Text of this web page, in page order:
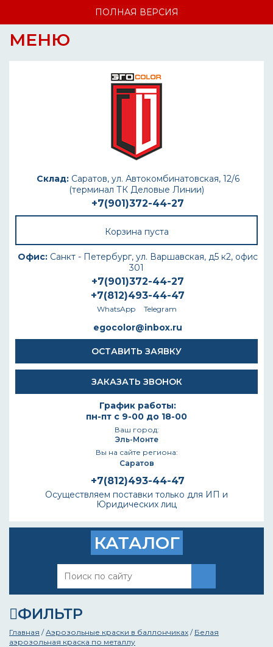
ПОЛНАЯ ВЕРСИЯ
МЕНЮ
Склад:Саратов, ул. Автокомбинатовская, 12/6
(терминал ТК Деловые Линии)
+7(901)372-44-27
Корзина пуста
Офис: Санкт - Петербург, ул. Варшавская, д5 к2, офис
301
+7(901)372-44-27
+7(812)493-44-47
WhatsApp Telegram
egocolor@inbox.ru
ОСТАВИТЬ ЗАЯВКУ
ЗАКАЗАТЬ ЗВОНОК
График работы:
пн-пт с 9-00 до 18-00
Ваш город:
Эль-Монте
Вы на сайте региона:
Саратов
+7(812)493-44-47
Осуществляем поставки только для ИП и
Юридических лиц
КАТАЛОГ
ФИЛЬТР
Главная /Аэрозольные краски в баллончиках / Белая
аэрозольная краска по металлу